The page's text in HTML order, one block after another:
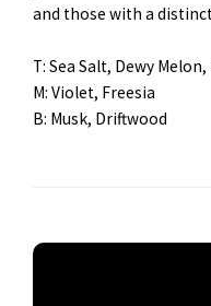
and those with a
T: Sea Salt, Dewy
M: Violet, Freesia
B: Musk, Driftwood